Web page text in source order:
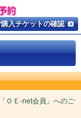
入チケットの確認
ＯＥ-net会員」へのご